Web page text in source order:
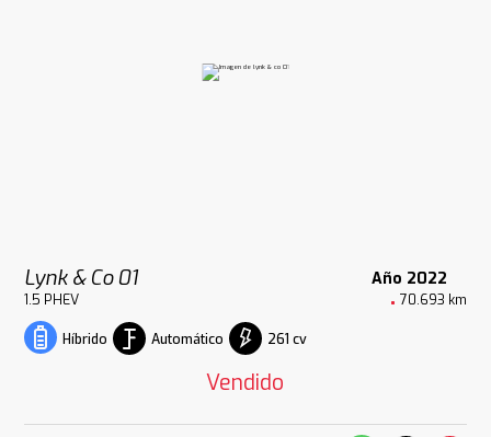
Lynk & Co 01 Año 2022
1.5 PHEV 70.693 km
Híbrido Automático 261 cv
Vendido